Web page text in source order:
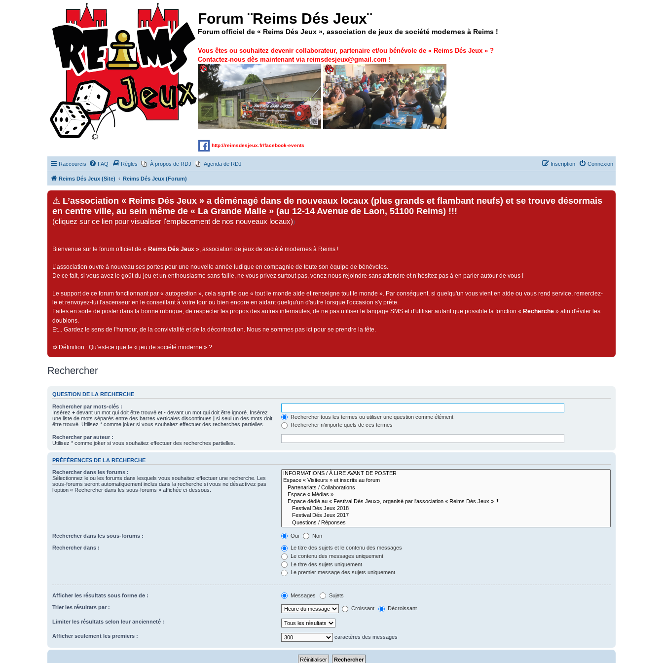
Forum ¨Reims Dés Jeux¨
Forum officiel de « Reims Dés Jeux », association de jeux de société modernes à Reims !
Vous êtes ou souhaitez devenir collaborateur, partenaire et/ou bénévole de « Reims Dés Jeux » ?
Contactez-nous dès maintenant via reimsdesjeux@gmail.com !
http://reimsdesjeux.fr/facebook-events
Raccourcis FAQ Règles À propos de RDJ Agenda de RDJ Connexion
Inscription
Reims Dés Jeux (Site) Reims Dés Jeux (Forum)
⚠ L’association « Reims Dés Jeux » a déménagé dans de nouveaux locaux (plus grands et flambant neufs) et se trouve désormais
en centre ville, au sein même de « La Grande Malle » (au 12-14 Avenue de Laon, 51100 Reims) !!!
(cliquez sur ce lien pour visualiser l'emplacement de nos nouveaux locaux))
Bienvenue sur le forum officiel de « Reims Dés Jeux », association de jeux de société modernes à Reims !
L’association ouvre à nouveau ses portes pour une nouvelle année ludique en compagnie de toute son équipe de bénévoles.
De ce fait, si vous avez le goût du jeu et un enthousiasme sans faille, ne vous privez surtout pas, venez nous rejoindre sans attendre et n’hésitez pas à en parler autour de vous !
Le support de ce forum fonctionnant par « autogestion », cela signifie que « tout le monde aide et renseigne tout le monde ». Par conséquent, si quelqu'un vous vient en aide ou vous rend service, remerciez-
le et renvoyez-lui l'ascenseur en le conseillant à votre tour ou bien encore en aidant quelqu'un d'autre lorsque l'occasion s'y prête.
Faites en sorte de poster dans la bonne rubrique, de respecter les propos des autres internautes, de ne pas utiliser le langage SMS et d'utiliser autant que possible la fonction « Recherche » afin d'éviter les
doublons.
Et... Gardez le sens de l'humour, de la convivialité et de la décontraction. Nous ne sommes pas ici pour se prendre la tête.
➯ Définition : Qu’est-ce que le « jeu de société moderne » ?
Rechercher
QUESTION DE LA RECHERCHE
Rechercher par mots-clés :
Insérez + devant un mot qui doit être trouvé et - devant un mot qui doit être ignoré. Insérez
une liste de mots séparés entre des barres verticales discontinues | si seul un des mots doit
être trouvé. Utilisez * comme joker si vous souhaitez effectuer des recherches partielles.
Rechercher tous les termes ou utiliser une question comme élément
Rechercher n’importe quels de ces termes
Rechercher par auteur :
Utilisez * comme joker si vous souhaitez effectuer des recherches partielles.
PRÉFÉRENCES DE LA RECHERCHE
Rechercher dans les forums :
Sélectionnez le ou les forums dans lesquels vous souhaitez effectuer une recherche. Les
sous-forums seront automatiquement inclus dans la recherche si vous ne désactivez pas
l’option « Rechercher dans les sous-forums » affichée ci-dessous.
Rechercher dans les sous-forums : Oui Non
Rechercher dans :
Le titre des sujets et le contenu des messages
Le contenu des messages uniquement
Le titre des sujets uniquement
Le premier message des sujets uniquement
Afficher les résultats sous forme de : Messages Sujets
Trier les résultats par : Croissant Décroissant
Limiter les résultats selon leur ancienneté :
Afficher seulement les premiers : caractères des messages